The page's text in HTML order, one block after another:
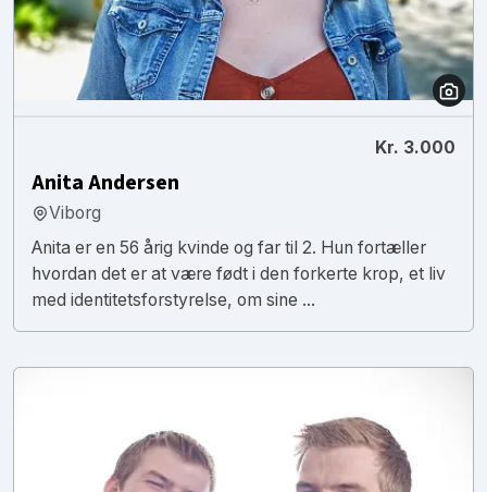
Kr. 3.000
Anita Andersen
Viborg
Anita er en 56 årig kvinde og far til 2. Hun fortæller
hvordan det er at være født i den forkerte krop, et liv
med identitetsforstyrelse, om sine ...